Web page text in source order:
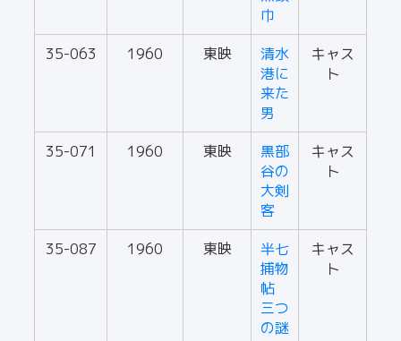
巾
35-063
1960 東映
清水
港に
来た
男
キャス
ト
35-071 1960 東映
黒部
谷の
大剣
客
キャス
ト
35-087 1960 東映
半七
捕物
帖
三つ
の謎
キャス
ト